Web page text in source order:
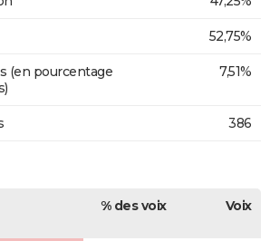
52,75%
(en pourcentage
7,51%
386
% des voix Voix